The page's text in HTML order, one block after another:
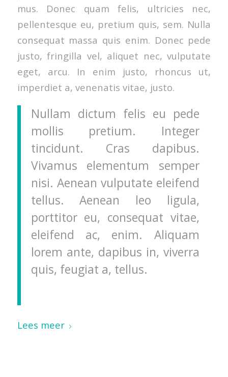
mus. Donec quam felis, ultricies nec,
pellentesque eu, pretium quis, sem. Nulla
consequat massa quis enim. Donec pede
justo, fringilla vel, aliquet nec, vulputate
eget, arcu. In enim justo, rhoncus ut,
imperdiet a, venenatis vitae, justo.
Nullam dictum felis eu pede
mollis pretium. Integer
tincidunt. Cras dapibus.
Vivamus elementum semper
nisi. Aenean vulputate eleifend
tellus. Aenean leo ligula,
porttitor eu, consequat vitae,
eleifend ac, enim. Aliquam
lorem ante, dapibus in, viverra
quis, feugiat a, tellus.
Lees meer